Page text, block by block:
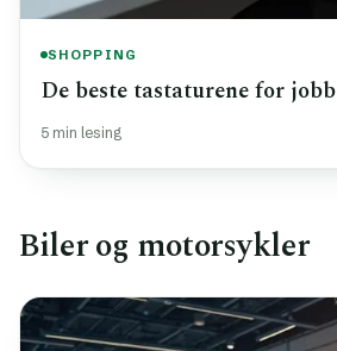
SHOPPING
De beste tastaturene for jobb
5 min lesing
Biler og motorsykler